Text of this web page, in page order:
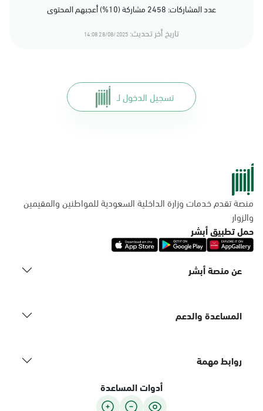
عدد المشاركات: 2458 مشاركة (10%) أعجبهم المحتوى
تاريخ أخر تحديث: 28/08/2025 14:08
تسجيل الدخول لـ
منصة تقدم خدمات وزارة الداخلية السعودية للمواطنين والمقيمين
والزوار
حمل تطبيق أبشر
عن منصة أبشر
المساعدة والدعم
روابط مهمة
أدوات المساعدة